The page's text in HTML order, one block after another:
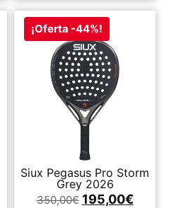
¡Oferta -44%!
Siux Pegasus Pro Storm
Grey 2026
350,00€ 195,00€